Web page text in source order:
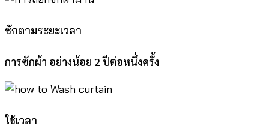
ซักตามระยะเวลา
การซักผ้า อย่างน้อย 2 ปีต่อหนึ่งครั้ง
ใช้เวลา